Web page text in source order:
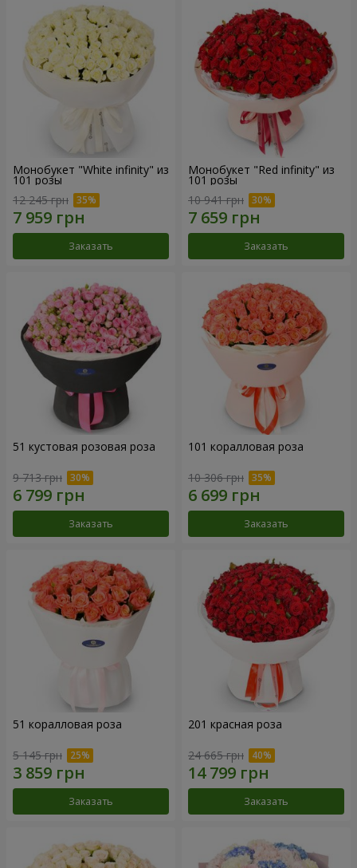
Монобукет "White infinity" из
101 розы
12 245 грн
Заказать
Монобукет "Red infinity" из
101 розы
10 941 грн
Заказать
51 кустовая розовая роза
9 713 грн
Заказать
101 коралловая роза
10 306 грн
Заказать
51 коралловая роза
5 145 грн
Заказать
201 красная роза
24 665 грн
Заказать